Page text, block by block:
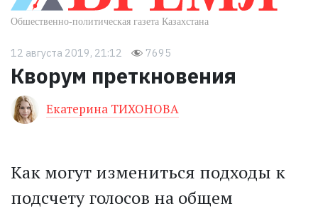
12 августа 2019, 21:12 7695
Кворум преткновения
Екатерина ТИХОНОВА
Как могут измениться подходы к
подсчету голосов на общем